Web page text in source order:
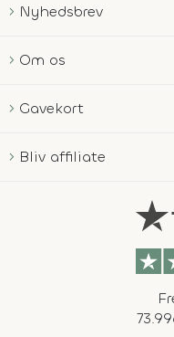
Nyhedsbrev
Om os
Gavekort
Bliv affiliate